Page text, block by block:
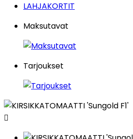
LAHJAKORTIT
Maksutavat
Tarjoukset
